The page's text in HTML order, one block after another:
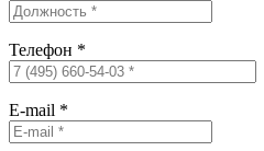
Телефон *
E-mail *